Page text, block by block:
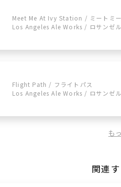
Meet Me At Ivy Station / ミートミ
Los Angeles Ale Works / ロサンゼ
Flight Path / フライトパス
Los Angeles Ale Works / ロサンゼ
も
関連